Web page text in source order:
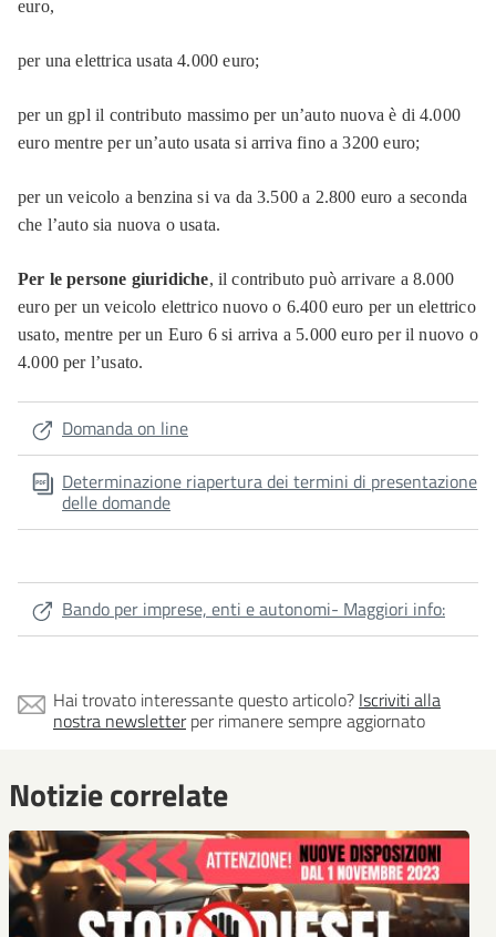
euro,
per una elettrica usata 4.000 euro;
per un gpl il contributo massimo per un’auto nuova è di 4.000
euro mentre per un’auto usata si arriva fino a 3200 euro;
per un veicolo a benzina si va da 3.500 a 2.800 euro a seconda
che l’auto sia nuova o usata.
Per le persone giuridiche, il contributo può arrivare a 8.000
euro per un veicolo elettrico nuovo o 6.400 euro per un elettrico
usato, mentre per un Euro 6 si arriva a 5.000 euro per il nuovo o
4.000 per l’usato.
Domanda on line
Determinazione riapertura dei termini di presentazione
delle domande
Bando per imprese, enti e autonomi- Maggiori info:
Hai trovato interessante questo articolo? Iscriviti alla
nostra newsletterper rimanere sempre aggiornato
Notizie correlate